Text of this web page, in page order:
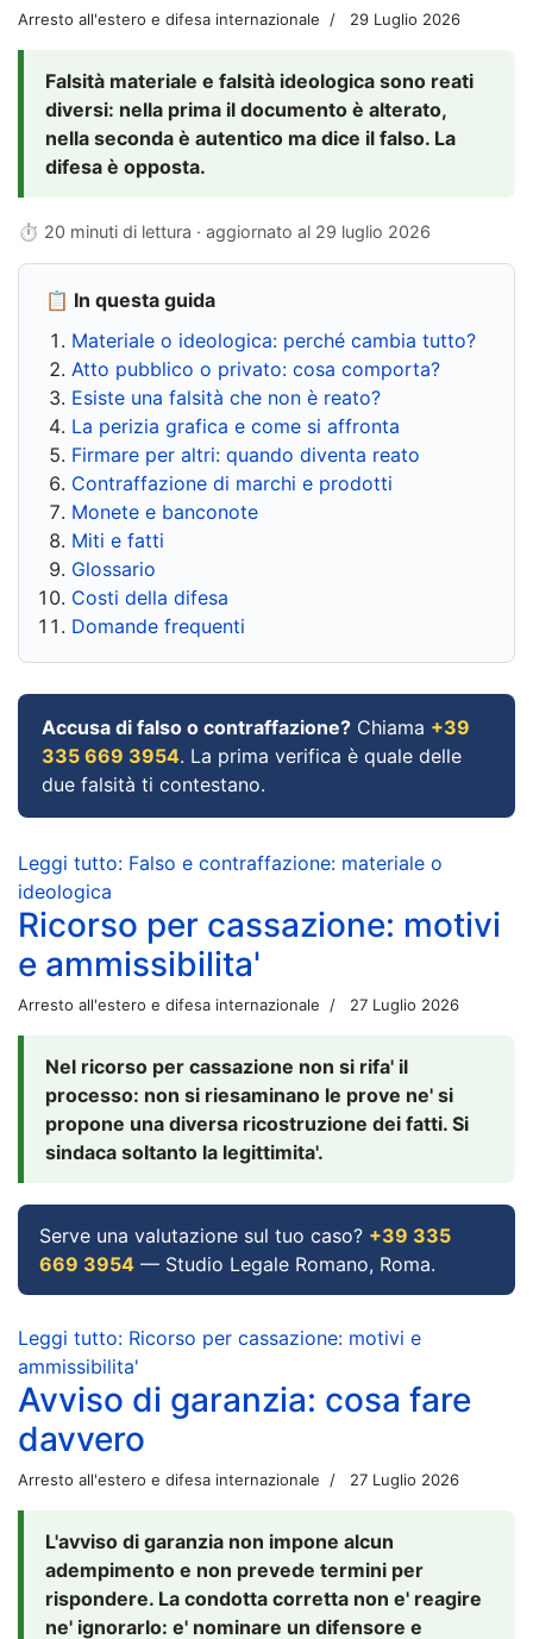
Arresto all'estero e difesa internazionale 29 Luglio 2026
Falsità materiale e falsità ideologica sono reati
diversi: nella prima il documento è alterato,
nella seconda è autentico ma dice il falso. La
difesa è opposta.
⏱ 20 minuti di lettura · aggiornato al 29 luglio 2026
📋 In questa guida
Materiale o ideologica: perché cambia tutto?
Atto pubblico o privato: cosa comporta?
Esiste una falsità che non è reato?
La perizia grafica e come si affronta
Firmare per altri: quando diventa reato
Contraffazione di marchi e prodotti
Monete e banconote
Miti e fatti
Glossario
Costi della difesa
Domande frequenti
Accusa di falso o contraffazione? Chiama +39
335 669 3954. La prima verifica è quale delle
due falsità ti contestano.
Leggi tutto: Falso e contraffazione: materiale o
ideologica
Ricorso per cassazione: motivi
e ammissibilita'
Arresto all'estero e difesa internazionale 27 Luglio 2026
Nel ricorso per cassazione non si rifa' il
processo: non si riesaminano le prove ne' si
propone una diversa ricostruzione dei fatti. Si
sindaca soltanto la legittimita'.
Serve una valutazione sul tuo caso? +39 335
669 3954 — Studio Legale Romano, Roma.
Leggi tutto: Ricorso per cassazione: motivi e
ammissibilita'
Avviso di garanzia: cosa fare
davvero
Arresto all'estero e difesa internazionale 27 Luglio 2026
L'avviso di garanzia non impone alcun
adempimento e non prevede termini per
rispondere. La condotta corretta non e' reagire
ne' ignorarlo: e' nominare un difensore e